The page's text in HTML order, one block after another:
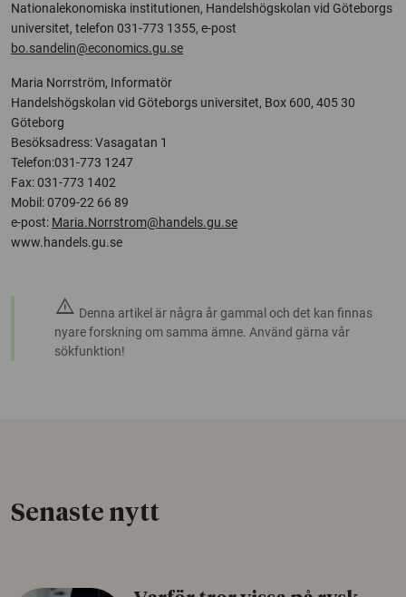
Nationalekonomiska institutionen, Handelshögskolan vid Göteborgs
universitet, telefon 031-773 1355, e-post
bo.sandelin@economics.gu.se
Maria Norrström, Informatör
Handelshögskolan vid Göteborgs universitet, Box 600, 405 30
Göteborg
Besöksadress: Vasagatan 1
Telefon:031-773 1247
Fax: 031-773 1402
Mobil: 0709-22 66 89
e-post: Maria.Norrstrom@handels.gu.se
www.handels.gu.se
warning Denna artikel är några år gammal och det kan finnas
nyare forskning om samma ämne. Använd gärna vår
sökfunktion!
Senaste nytt